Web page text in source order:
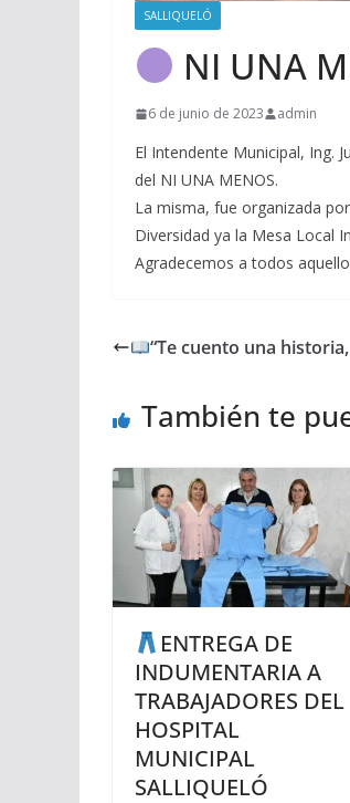
SALLIQUELÓ
NI UNA
6 de junio de 2023 admin
El Intendente Municipal, Ing.
del NI UNA MENOS.
La misma, fue organizada
Diversidad ya la Mesa Local
Agradecemos a todos
“Te cuento una
También te
ENTREGA DE
INDUMENTARIA A
TRABAJADORES DEL
HOSPITAL
MUNICIPAL
SALLIQUELÓ